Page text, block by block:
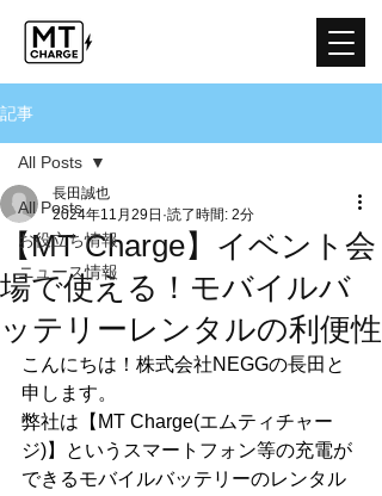
記事
All Posts
お役立ち情報
ニュース情報
All Posts
【MT Charge】イベント会
場で使える！モバイルバ
ッテリーレンタルの利便性
長田誠也
2024年11月29日 読了時間: 2分
こんにちは！株式会社NEGGの長田と
申します。
弊社は【MT Charge(エムティチャー
ジ)】というスマートフォン等の充電が
できるモバイルバッテリーのレンタル